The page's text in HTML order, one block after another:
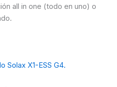
all in one (todo en uno) o
Solax X1-ESS G4.